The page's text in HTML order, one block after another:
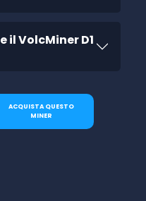
il VolcMiner D1
ACQUISTA QUESTO
MINER